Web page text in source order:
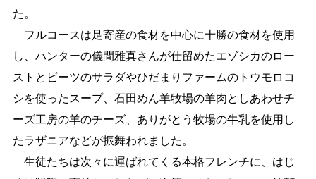
リセット
language
閉じる
た。
フルコースは足寄産の食材を中心に十勝の食材を使用
し、ハンターの儀間雅真さんが仕留めたエゾシカのロー
ストとビーツのサラダやひだまりファームのトウモロコ
シを使ったスープ、石田めん羊牧場の羊肉としあわせチ
ーズ工房の羊のチーズ、ありがとう牧場の牛乳を使用し
たラザニアなどが振舞われました。
生徒たちは次々に運ばれてくる本格フレンチに、はじ